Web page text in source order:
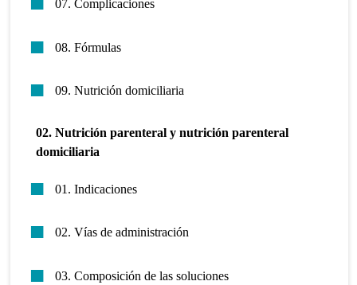
07. Complicaciones
08. Fórmulas
09. Nutrición domiciliaria
02. Nutrición parenteral y nutrición parenteral
domiciliaria
01. Indicaciones
02. Vías de administración
03. Composición de las soluciones